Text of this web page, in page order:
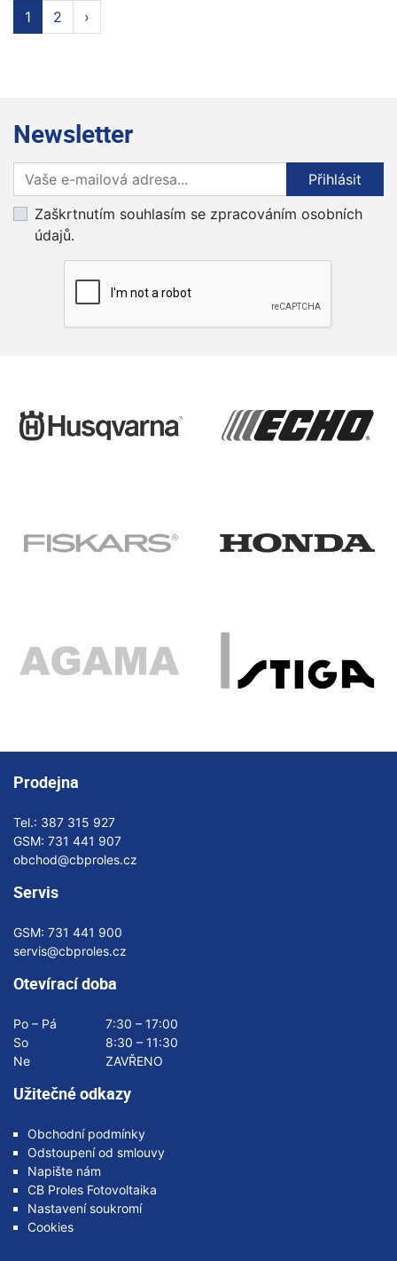
1 2 ›
Newsletter
Přihlaste se k odběru novinek
Přihlásit
Zaškrtnutím souhlasím se zpracováním osobních
údajů.
Prodejna
Tel.: 387 315 927
GSM: 731 441 907
obchod@cbproles.cz
Servis
GSM: 731 441 900
servis@cbproles.cz
Otevírací doba
Po – Pá
7:30 – 17:00
So
8:30 – 11:30
Ne
ZAVŘENO
Užitečné odkazy
Obchodní podmínky
Odstoupení od smlouvy
Napište nám
CB Proles Fotovoltaika
Nastavení soukromí
Cookies